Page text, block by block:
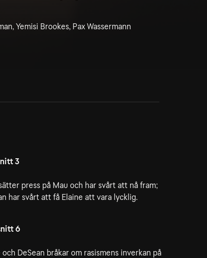
Yemisi Brookes, Pax Wassermann
3
press på Mau och har svårt att nå fram;
har svårt att få Elaine att vara lycklig.
6
och DeSean bråkar om rasismens inverkan på